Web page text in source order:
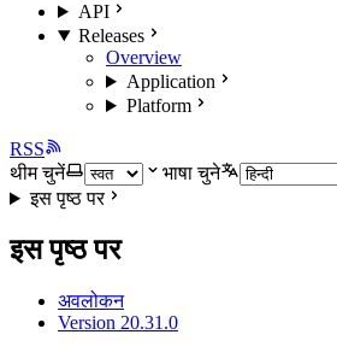
API
Releases
Overview
Application
Platform
RSS
थीम चुनें
भाषा चुने
इस पृष्ठ पर
इस पृष्ठ पर
अवलोकन
Version 20.31.0